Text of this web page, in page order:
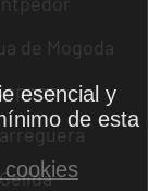
de Mogoda
esencial y
de esta